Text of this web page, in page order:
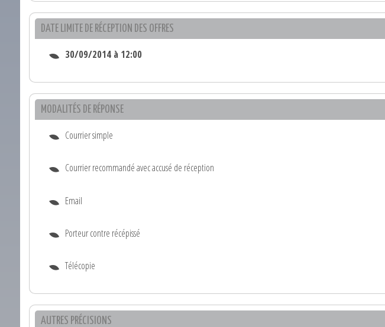
DATE LIMITE DE RÉCEPTION DES OFFRES
30/09/2014 à 12:00
MODALITÉS DE RÉPONSE
Courrier simple
Courrier recommandé avec accusé de réception
Email
Porteur contre récépissé
Télécopie
AUTRES PRÉCISIONS